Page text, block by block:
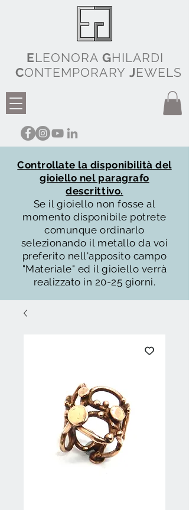
ELEONORA GHILARDI
CONTEMPORARY JEWELS
Controllate la disponibilità del
gioiello nel paragrafo
descrittivo.
Se il gioiello non fosse al
momento disponibile potrete
comunque ordinarlo
selezionando il metallo da voi
preferito nell'apposito campo
"Materiale" ed il gioiello verrà
realizzato in 20-25 giorni.